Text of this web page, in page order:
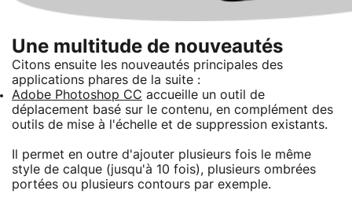
Une multitude de nouveautés
Citons ensuite les nouveautés principales des
applications phares de la suite :
Adobe Photoshop CC accueille un outil de
déplacement basé sur le contenu, en complément des
outils de mise à l'échelle et de suppression existants.
Il permet en outre d'ajouter plusieurs fois le même
style de calque (jusqu'à 10 fois), plusieurs ombrées
portées ou plusieurs contours par exemple.